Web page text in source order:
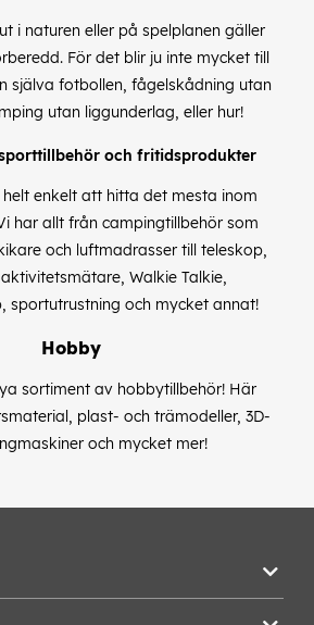
i naturen eller på spelplanen gäller
För det blir ju inte mycket till
själva fotbollen, fågelskådning utan
utan liggunderlag, eller hur!
och fritidsprodukter
enkelt att hitta det mesta inom
har allt från campingtillbehör som
och luftmadrasser till teleskop,
Walkie Talkie,
sportutrustning och mycket annat!
Hobby
sortiment av hobbytillbehör! Här
plast- och trämodeller, 3D-
och mycket mer!